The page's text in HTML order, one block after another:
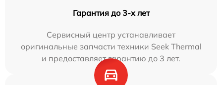
Гарантия до 3-х лет
Сервисный центр устанавливает
оригинальные запчасти техники Seek Thermal
и предоставляет гарантию до 3 лет.